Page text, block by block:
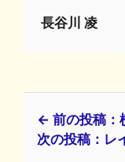
長谷川 凌
← 前の投稿：
次の投稿：レ